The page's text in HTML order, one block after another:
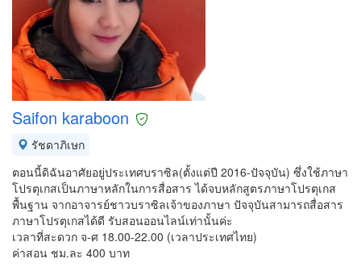
Saifon karaboon
รัชดาภิเษก
ตอนนี้ดิฉันอาศัยอยู่ประเทศบราซิล(ตั้งแต่ปี 2016-ปัจจุบัน) ซึ่งใช้ภาษา
โปรตุเกสเป็นภาษาหลักในการสื่อสาร ได้จบหลักสูตรภาษาโปรตุเกส
พื้นฐาน จากอาจารย์ชาวบราซิลเจ้าของภาษา ปัจจุบันสามารถสื่อสาร
ภาษาโปรตุเกสได้ดี รับสอนออนไลน์เท่านั้นค่ะ
เวลาที่สะดวก จ-ศ 18.00-22.00 (เวลาประเทศไทย)
ค่าสอน ชม.ละ 400 บาท